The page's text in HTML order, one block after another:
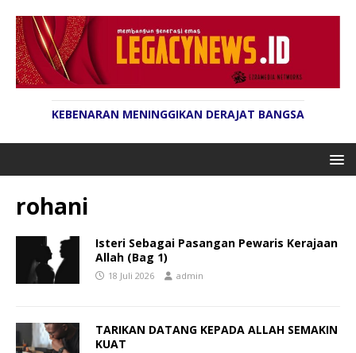
KEBENARAN MENINGGIKAN DERAJAT BANGSA
rohani
Isteri Sebagai Pasangan Pewaris Kerajaan
Allah (Bag 1)
18 Juli 2026 admin
TARIKAN DATANG KEPADA ALLAH SEMAKIN
KUAT